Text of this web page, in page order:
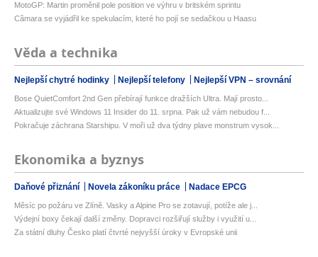
MotoGP: Martin proměnil pole position ve výhru v britském sprintu
Câmara se vyjádřil ke spekulacím, které ho pojí se sedačkou u Haasu
Věda a technika
Nejlepší chytré hodinky Nejlepší telefony Nejlepší VPN – srovnání
Bose QuietComfort 2nd Gen přebírají funkce dražších Ultra. Mají prosto...
Aktualizujte své Windows 11 Insider do 11. srpna. Pak už vám nebudou f...
Pokračuje záchrana Starshipu. V moři už dva týdny plave monstrum vysok...
Ekonomika a byznys
Daňové přiznání Novela zákoníku práce Nadace EPCG
Měsíc po požáru ve Zlíně. Vasky a Alpine Pro se zotavují, potíže ale j...
Výdejní boxy čekají další změny. Dopravci rozšiřují služby i využití u...
Za státní dluhy Česko platí čtvrté nejvyšší úroky v Evropské unii